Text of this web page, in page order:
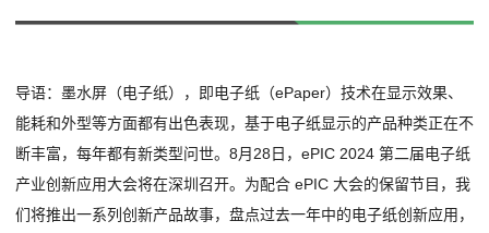
导语：墨水屏（电子纸），即电子纸（ePaper）技术在显示效果、
能耗和外型等方面都有出色表现，基于电子纸显示的产品种类正在不
断丰富，每年都有新类型问世。8月28日，ePIC 2024 第二届电子纸
产业创新应用大会将在深圳召开。为配合 ePIC 大会的保留节目，我
们将推出一系列创新产品故事，盘点过去一年中的电子纸创新应用，